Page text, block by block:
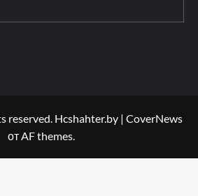
reserved. Hcshahter.by | CoverNews
от AF themes.